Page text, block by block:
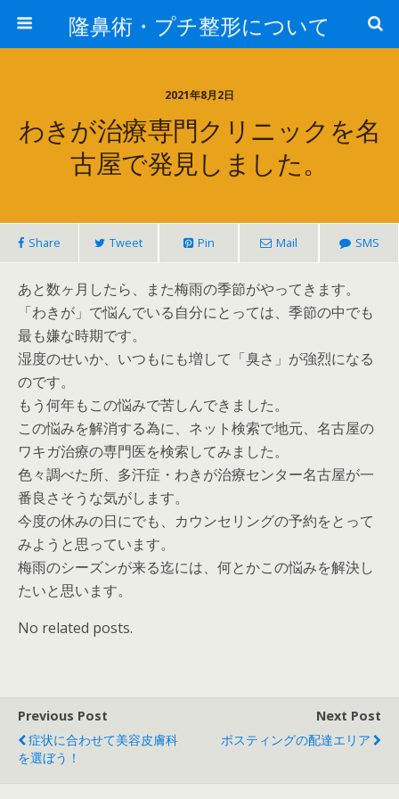
隆鼻術・プチ整形について
2021年8月2日
わきが治療専門クリニックを名
古屋で発見しました。
Share Tweet Pin Mail SMS
あと数ヶ月したら、また梅雨の季節がやってきます。
「わきが」で悩んでいる自分にとっては、季節の中でも
最も嫌な時期です。
湿度のせいか、いつもにも増して「臭さ」が強烈になる
のです。
もう何年もこの悩みで苦しんできました。
この悩みを解消する為に、ネット検索で地元、名古屋の
ワキガ治療の専門医を検索してみました。
色々調べた所、多汗症・わきが治療センター名古屋が一
番良さそうな気がします。
今度の休みの日にでも、カウンセリングの予約をとって
みようと思っています。
梅雨のシーズンが来る迄には、何とかこの悩みを解決し
たいと思います。
No related posts.
Previous Post
症状に合わせて美容皮膚科
を選ぼう！
Next Post
ポスティングの配達エリア